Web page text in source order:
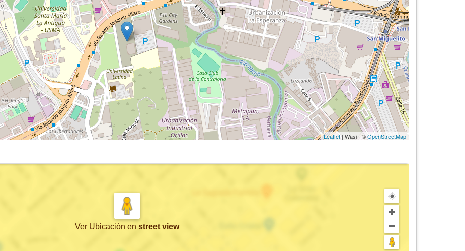
Leaflet| Wasi - ©OpenStreetMap
Ver Ubicación en street view